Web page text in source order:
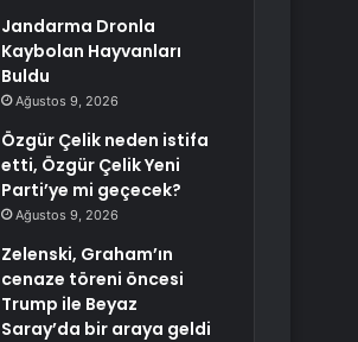
Jandarma Dronla
Kaybolan Hayvanları
Buldu
Ağustos 9, 2026
Özgür Çelik neden istifa
etti, Özgür Çelik Yeni
Parti’ye mi geçecek?
Ağustos 9, 2026
Zelenski, Graham’ın
cenaze töreni öncesi
Trump ile Beyaz
Saray’da bir araya geldi